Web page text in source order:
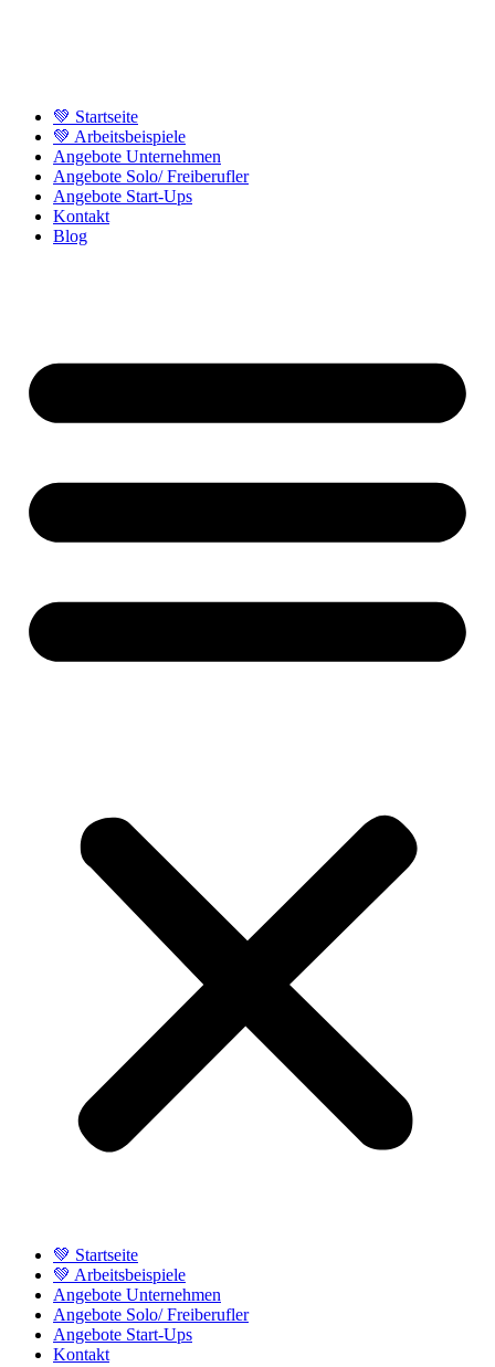
💚 Startseite
💚 Arbeitsbeispiele
Angebote Unternehmen
Angebote Solo/ Freiberufler
Angebote Start-Ups
Kontakt
Blog
💚 Startseite
💚 Arbeitsbeispiele
Angebote Unternehmen
Angebote Solo/ Freiberufler
Angebote Start-Ups
Kontakt